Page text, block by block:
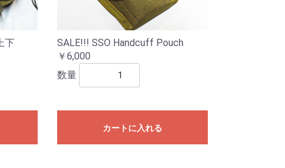
下
SALE!!! SSO Handcuff Pouch
￥6,000
数量
カートに入れる